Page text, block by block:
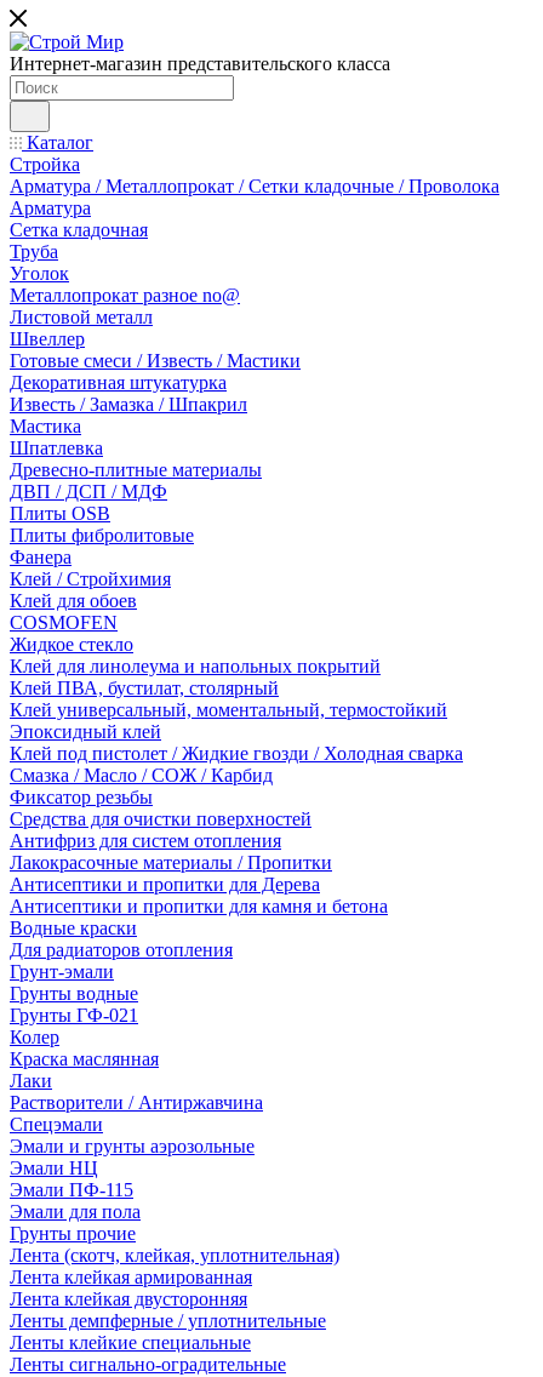
Интернет-магазин представительского класса
Каталог
Стройка
Арматура / Металлопрокат / Сетки кладочные / Проволока
Арматура
Сетка кладочная
Труба
Уголок
Металлопрокат разное no@
Листовой металл
Швеллер
Готовые смеси / Известь / Мастики
Декоративная штукатурка
Известь / Замазка / Шпакрил
Мастика
Шпатлевка
Древесно-плитные материалы
ДВП / ДСП / МДФ
Плиты OSB
Плиты фибролитовые
Фанера
Клей / Стройхимия
Клей для обоев
COSMOFEN
Жидкое стекло
Клей для линолеума и напольных покрытий
Клей ПВА, бустилат, столярный
Клей универсальный, моментальный, термостойкий
Эпоксидный клей
Клей под пистолет / Жидкие гвозди / Холодная сварка
Смазка / Масло / СОЖ / Карбид
Фиксатор резьбы
Средства для очистки поверхностей
Антифриз для систем отопления
Лакокрасочные материалы / Пропитки
Антисептики и пропитки для Дерева
Антисептики и пропитки для камня и бетона
Водные краски
Для радиаторов отопления
Грунт-эмали
Грунты водные
Грунты ГФ-021
Колер
Краска маслянная
Лаки
Растворители / Антиржавчина
Спецэмали
Эмали и грунты аэрозольные
Эмали НЦ
Эмали ПФ-115
Эмали для пола
Грунты прочие
Лента (скотч, клейкая, уплотнительная)
Лента клейкая армированная
Лента клейкая двусторонняя
Ленты демпферные / уплотнительные
Ленты клейкие специальные
Ленты сигнально-оградительные